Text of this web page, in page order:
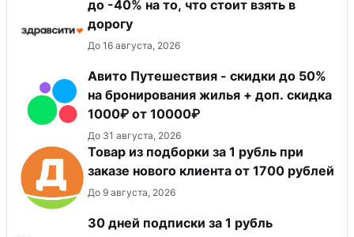
до -40% на то, что стоит взять в
дорогу
До 16 августа, 2026
Авито Путешествия - скидки до 50%
на бронирования жилья + доп. скидка
1000₽ от 10000₽
До 31 августа, 2026
Товар из подборки за 1 рубль при
заказе нового клиента от 1700 рублей
До 9 августа, 2026
30 дней подписки за 1 рубль